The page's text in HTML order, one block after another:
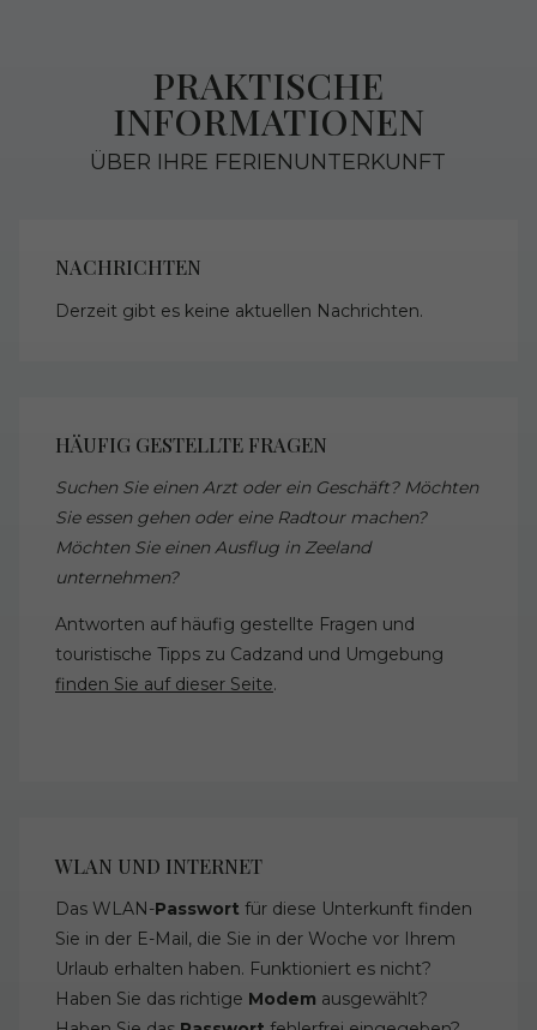
PRAKTISCHE
INFORMATIONEN
ÜBER IHRE FERIENUNTERKUNFT
NACHRICHTEN
Derzeit gibt es keine aktuellen Nachrichten.
HÄUFIG GESTELLTE FRAGEN
Suchen Sie einen Arzt oder ein Geschäft? Möchten
Sie essen gehen oder eine Radtour machen?
Möchten Sie einen Ausflug in Zeeland
unternehmen?
Antworten auf häufig gestellte Fragen und
touristische Tipps zu Cadzand und Umgebung
finden Sie auf dieser Seite.
WLAN UND INTERNET
Das WLAN-Passwort für diese Unterkunft finden
Sie in der E-Mail, die Sie in der Woche vor Ihrem
Urlaub erhalten haben. Funktioniert es nicht?
Haben Sie das richtige Modem ausgewählt?